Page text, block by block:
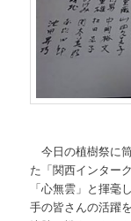
今日の植樹祭に
た「関西インター
「心無雲」と揮毫
手の皆さんの活躍